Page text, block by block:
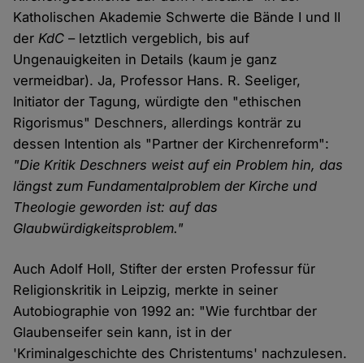
Katholischen Akademie Schwerte die Bände I und II
derKdC – letztlich vergeblich, bis auf
Ungenauigkeiten in Details (kaum je ganz
vermeidbar). Ja, Professor Hans. R. Seeliger,
Initiator der Tagung, würdigte den "ethischen
Rigorismus" Deschners, allerdings konträr zu
dessen Intention als "Partner der Kirchenreform":
"Die Kritik Deschners weist auf ein Problem hin, das
längst zum Fundamentalproblem der Kirche und
Theologie geworden ist: auf das
Glaubwürdigkeitsproblem."
Auch Adolf Holl, Stifter der ersten Professur für
Religionskritik in Leipzig, merkte in seiner
Autobiographie von 1992 an: "Wie furchtbar der
Glaubenseifer sein kann, ist in der
'Kriminalgeschichte des Christentums' nachzulesen.